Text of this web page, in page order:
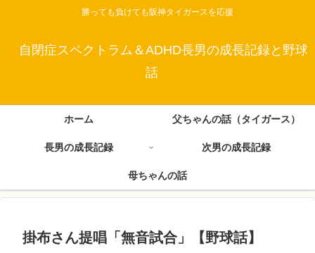
勝っても負けても阪神タイガースを応援
自閉症スペクトラム＆ADHD長男の成長記録と野球
話
ホーム 父ちゃんの話（タイガース）
長男の成長記録 次男の成長記録
母ちゃんの話
掛布さん提唱「無音試合」【野球話】